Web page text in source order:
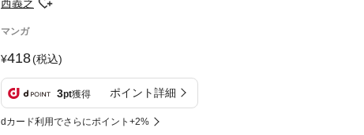
西義之
マンガ
418(税込)
3pt獲得 ポイント詳細
dカード利用でさらにポイント+2%